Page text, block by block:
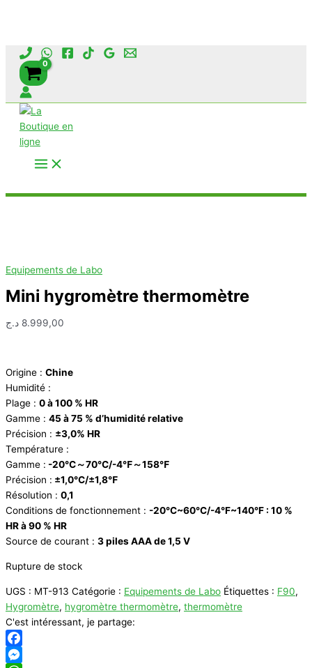
Aller
contenu
Equipements de Labo
Mini hygromètre thermomètre
8.999,00 د.ج
Origine : Chine
Humidité :
Plage : 0 à 100 % HR
Gamme : 45 à 75 % d’humidité relative
Précision : ±3,0% HR
Température :
Gamme : -20℃～70℃/-4℉～158℉
Précision : ±1,0℃/±1,8℉
Résolution : 0,1
Conditions de fonctionnement : -20°C~60°C/-4°F~140°F : 10 %
HR à 90 % HR
Source de courant : 3 piles AAA de 1,5 V
Rupture de stock
UGS : MT-913 Catégorie : Equipements de Labo Étiquettes : F90,
Hygromètre, hygromètre thermomètre, thermomètre
C'est intéressant, je partage:
Facebook